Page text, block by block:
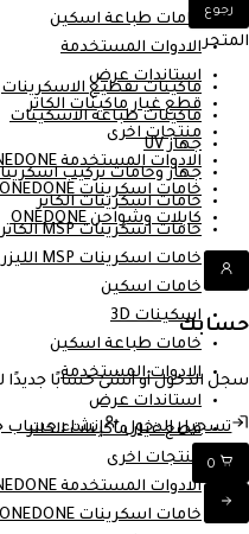
رجوع
المتجر
ماكينات تقطيع الاسكرينات
ماكينات طباعة الاسكينات
جهاز UV
جهاز وخامات تركيب
خامات اسكرينات الكاتر
خامات اسكرينات MSP الكاتر
خامات اسكرينات MSP الليزر
خامات اسكين
اسكينات 3D
خامات طباعة اسكين
الادوات المستخدمة
استاندات عرض
قطع غيار ماكينات الكاتر
منتجات اخرى
الادوات المستخدمة ONEDONE
خامات اسكرينات ONEDONE الكاتر
خامات طباعة اسكين
الادوات المستخدمة
استاندات عرض
قطع غيار ماكينات الكاتر
منتجات اخرى
الادوات المستخدمة ONEDONE
خامات اسكرينات ONEDONE الكاتر
كابلات وشواحن ONEDONE
حسابك
سجل الدخول أو أنشئ حسابًا جديدًا
تسجيل الدخول إنشاء حساب
0